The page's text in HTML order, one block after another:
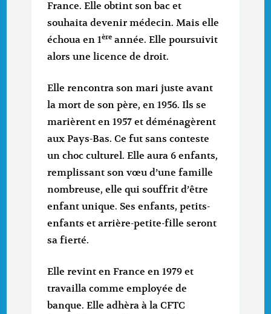
France. Elle obtint son bac et
souhaita devenir médecin. Mais elle
échoua en 1ère année. Elle poursuivit
alors une licence de droit.
Elle rencontra son mari juste avant
la mort de son père, en 1956. Ils se
marièrent en 1957 et déménagèrent
aux Pays-Bas. Ce fut sans conteste
un choc culturel. Elle aura 6 enfants,
remplissant son vœu d’une famille
nombreuse, elle qui souffrit d’être
enfant unique. Ses enfants, petits-
enfants et arrière-petite-fille seront
sa fierté.
Elle revint en France en 1979 et
travailla comme employée de
banque. Elle adhèra à la CFTC